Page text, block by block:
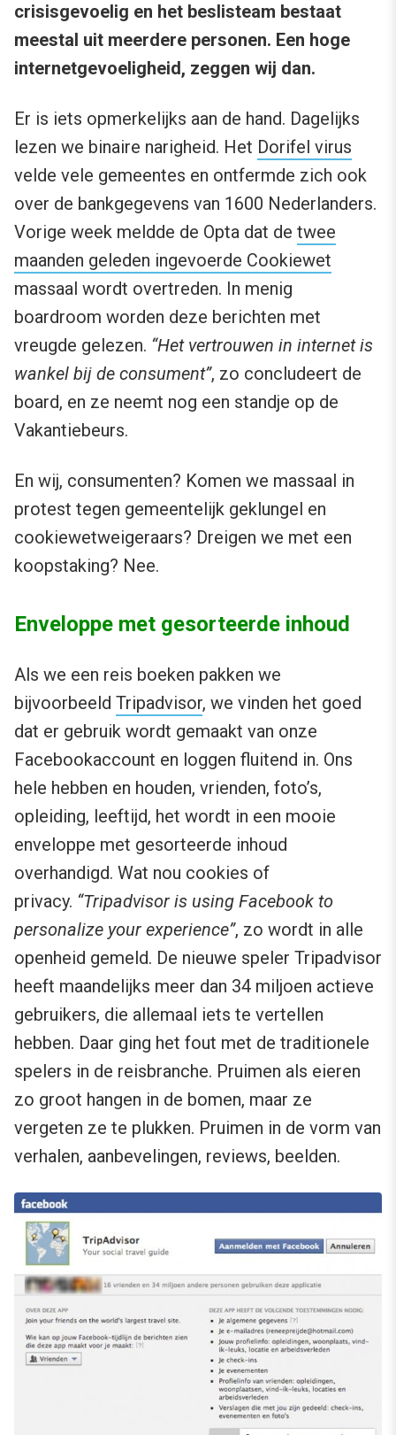
crisisgevoelig en het beslisteam bestaat
meestal uit meerdere personen. Een hoge
internetgevoeligheid, zeggen wij dan.
Er is iets opmerkelijks aan de hand. Dagelijks
lezen we binaire narigheid. Het Dorifel virus
velde vele gemeentes en ontfermde zich ook
over de bankgegevens van 1600 Nederlanders.
Vorige week meldde de Opta dat de twee
maanden geleden ingevoerde Cookiewet
massaal wordt overtreden. In menig
boardroom worden deze berichten met
vreugde gelezen. “Het vertrouwen in internet is
wankel bij de consument”, zo concludeert de
board, en ze neemt nog een standje op de
Vakantiebeurs.
En wij, consumenten? Komen we massaal in
protest tegen gemeentelijk geklungel en
cookiewetweigeraars? Dreigen we met een
koopstaking? Nee.
Enveloppe met gesorteerde inhoud
Als we een reis boeken pakken we
bijvoorbeeld Tripadvisor, we vinden het goed
dat er gebruik wordt gemaakt van onze
Facebookaccount en loggen fluitend in. Ons
hele hebben en houden, vrienden, foto’s,
opleiding, leeftijd, het wordt in een mooie
enveloppe met gesorteerde inhoud
overhandigd. Wat nou cookies of
privacy. “Tripadvisor is using Facebook to
personalize your experience”, zo wordt in alle
openheid gemeld. De nieuwe speler Tripadvisor
heeft maandelijks meer dan 34 miljoen actieve
gebruikers, die allemaal iets te vertellen
hebben. Daar ging het fout met de traditionele
spelers in de reisbranche. Pruimen als eieren
zo groot hangen in de bomen, maar ze
vergeten ze te plukken. Pruimen in de vorm van
verhalen, aanbevelingen, reviews, beelden.